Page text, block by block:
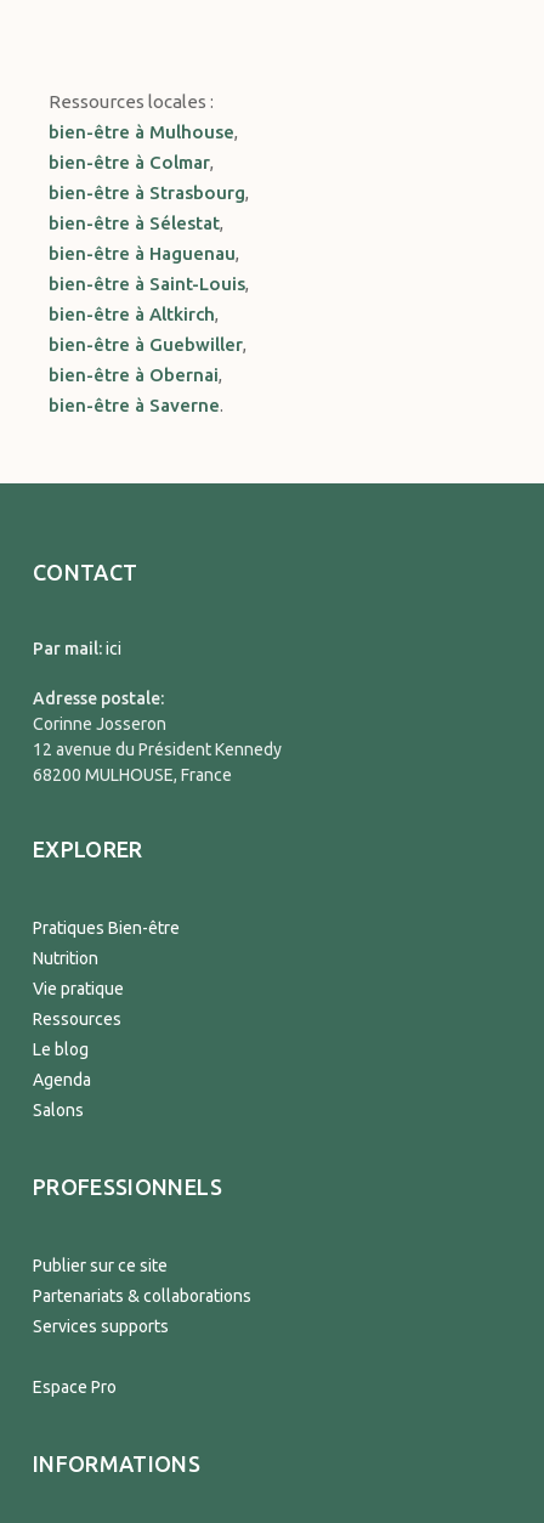
Ressources locales :
bien-être à Mulhouse,
bien-être à Colmar,
bien-être à Strasbourg,
bien-être à Sélestat,
bien-être à Haguenau,
bien-être à Saint-Louis,
bien-être à Altkirch,
bien-être à Guebwiller,
bien-être à Obernai,
bien-être à Saverne.
CONTACT
Par mail:ici
Adresse postale:
Corinne Josseron
12 avenue du Président Kennedy
68200 MULHOUSE, France
EXPLORER
Pratiques Bien-être
Nutrition
Vie pratique
Ressources
Le blog
Agenda
Salons
PROFESSIONNELS
Publier sur ce site
Partenariats & collaborations
Services supports
Espace Pro
INFORMATIONS